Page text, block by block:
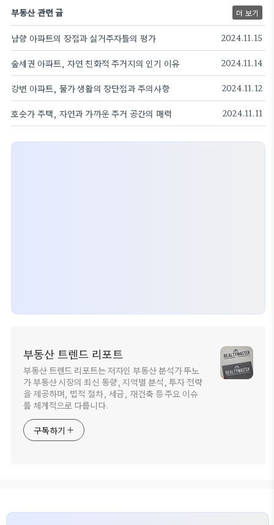
부동산 관련 글 더 보기
남향 아파트의 장점과 실거주자들의 평가 2024.11.15
숲세권 아파트, 자연 친화적 주거지의 인기 이유 2024.11.14
강변 아파트, 물가 생활의 장단점과 주의사항 2024.11.12
호숫가 주택, 자연과 가까운 주거 공간의 매력 2024.11.11
부동산 트렌드 리포트
부동산 트렌드 리포트는 저자인 부동산 분석가 뚜노
가 부동산 시장의 최신 동향, 지역별 분석, 투자 전략
을 제공하며, 법적 절차, 세금, 재건축 등 주요 이슈
를 체계적으로 다룹니다.
구독하기